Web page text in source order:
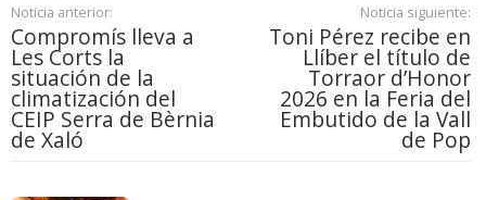
Noticia anterior:
Compromís lleva a
Les Corts la
situación de la
climatización del
CEIP Serra de Bèrnia
de Xaló
Noticia siguiente:
Toni Pérez recibe en
Llíber el título de
Torraor d’Honor
2026 en la Feria del
Embutido de la Vall
de Pop